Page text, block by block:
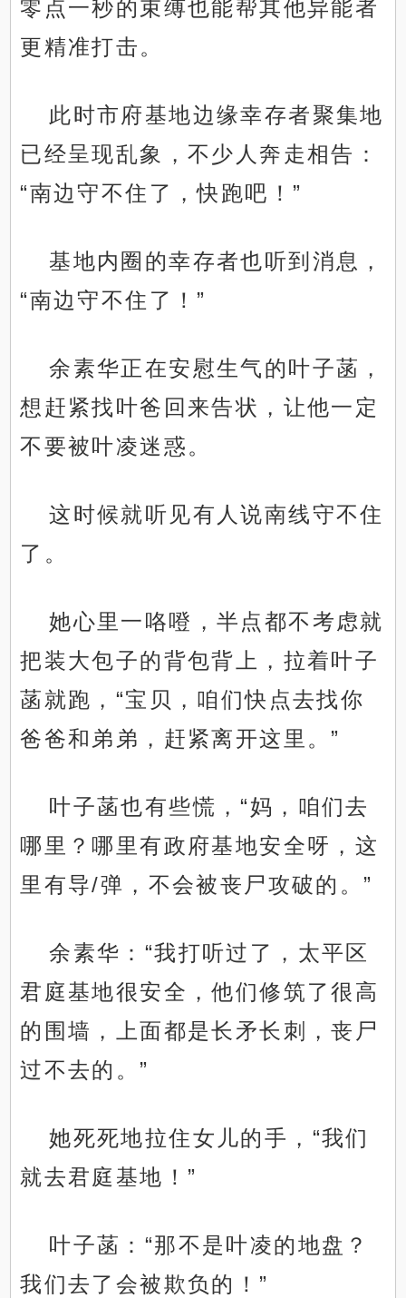
零点一秒的束缚也能帮其他异能者
更精准打击。
此时市府基地边缘幸存者聚集地
已经呈现乱象，不少人奔走相告：
“南边守不住了，快跑吧！”
基地内圈的幸存者也听到消息，
“南边守不住了！”
余素华正在安慰生气的叶子菡，
想赶紧找叶爸回来告状，让他一定
不要被叶凌迷惑。
这时候就听见有人说南线守不住
了。
她心里一咯噔，半点都不考虑就
把装大包子的背包背上，拉着叶子
菡就跑，“宝贝，咱们快点去找你
爸爸和弟弟，赶紧离开这里。”
叶子菡也有些慌，“妈，咱们去
哪里？哪里有政府基地安全呀，这
里有导/弹，不会被丧尸攻破的。”
余素华：“我打听过了，太平区
君庭基地很安全，他们修筑了很高
的围墙，上面都是长矛长刺，丧尸
过不去的。”
她死死地拉住女儿的手，“我们
就去君庭基地！”
叶子菡：“那不是叶凌的地盘？
我们去了会被欺负的！”